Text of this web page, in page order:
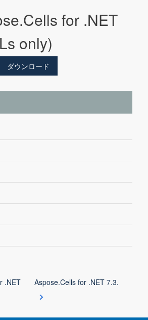
for .NET
only)
ダウンロード
.NET
Aspose.Cells for .NET 7.3.